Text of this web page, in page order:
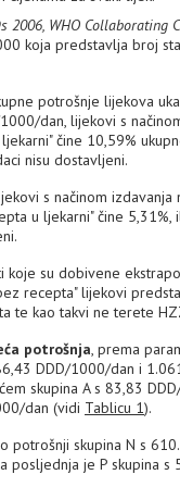
2006, WHO Collaborating
koja predstavlja broj
potrošnje lijekova
dan, lijekovi s
čine 10,59%
nisu dostavljeni.
s načinom
u ljekarni" čine
su dobivene
recepta" lijekovi
te kao takvi ne terete
potrošnja, prema
DDD/1000/dan i
skupina A s 83,83
dan (vidi Tablicu 1).
skupina N s
posljednja je P skupina s